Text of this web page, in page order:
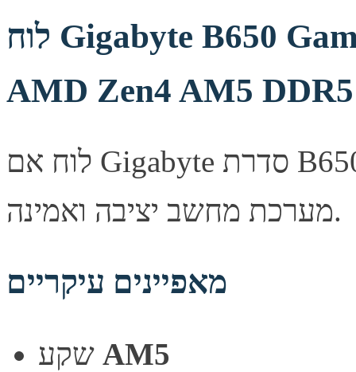
לוח Gigabyte B650 Gaming X AX V2 ATX WIFI BT
AMD Zen4 AM5 DDR5
לוח אם Gigabyte סדרת B650, מספק יציבות ואמינות לבניית
מערכת מחשב יציבה ואמינה.
מאפיינים עיקריים
AM5